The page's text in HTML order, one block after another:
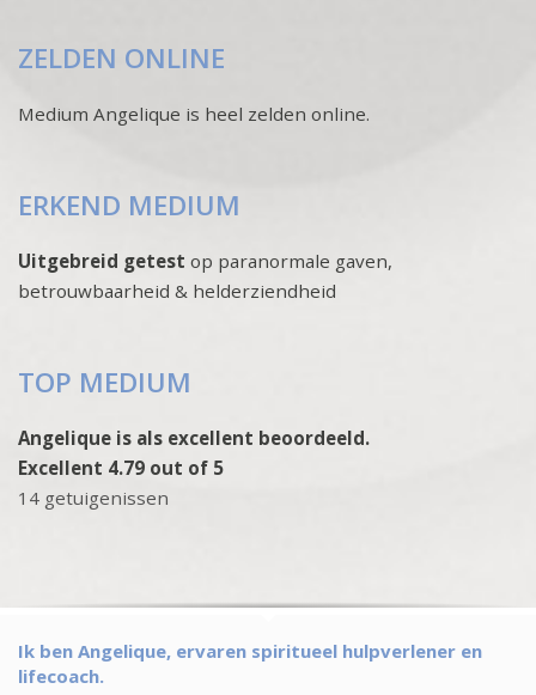
ZELDEN ONLINE
Medium Angelique is heel zelden online.
ERKEND MEDIUM
Uitgebreid getest op paranormale gaven,
betrouwbaarheid & helderziendheid
TOP MEDIUM
Angelique is als excellent beoordeeld.
Excellent 4.79 out of 5
14 getuigenissen
Ik ben Angelique, ervaren spiritueel hulpverlener en
lifecoach.